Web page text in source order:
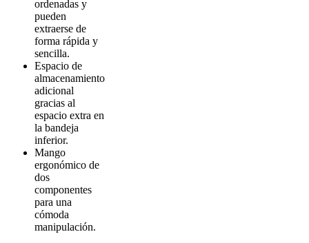
ordenadas y
pueden
extraerse de
forma rápida y
sencilla.
Espacio de
almacenamiento
adicional
gracias al
espacio extra en
la bandeja
inferior.
Mango
ergonómico de
dos
componentes
para una
cómoda
manipulación.